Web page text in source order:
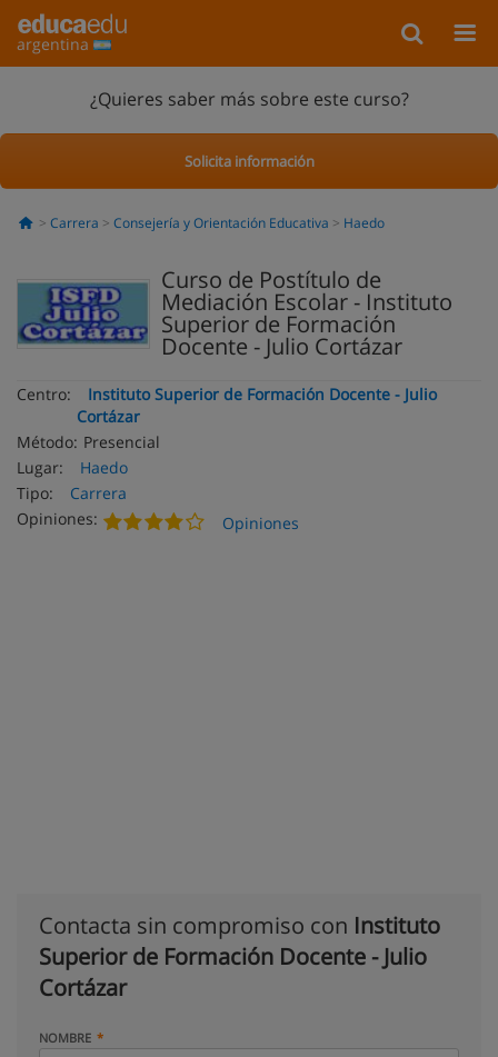
argentina
¿Quieres saber más sobre este curso?
Solicita información
Carrera Consejería y Orientación Educativa Haedo
Curso de Postítulo de
Mediación Escolar - Instituto
Superior de Formación
Docente - Julio Cortázar
Centro:
Instituto Superior de Formación Docente - Julio
Cortázar
Método: Presencial
Lugar:
Haedo
Tipo:
Carrera
Opiniones:
Opiniones
Contacta sin compromiso con Instituto
Superior de Formación Docente - Julio
Cortázar
NOMBRE